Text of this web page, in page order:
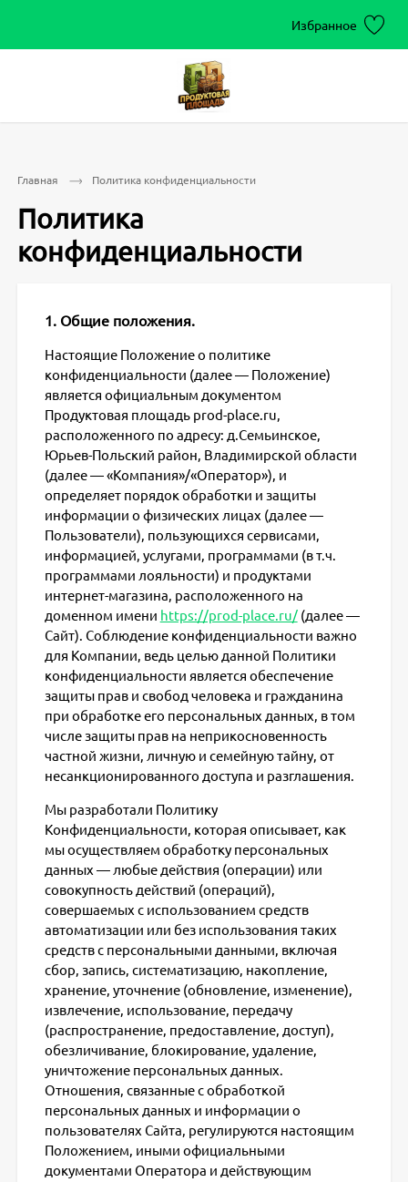
Избранное
Главная Политика конфиденциальности
Политика
конфиденциальности
1. Общие положения.
Настоящие Положение о политике
конфиденциальности (далее — Положение)
является официальным документом
Продуктовая площадь prod-place.ru,
расположенного по адресу: д.Семьинское,
Юрьев-Польский район, Владимирской области
(далее — «Компания»/«Оператор»), и
определяет порядок обработки и защиты
информации о физических лицах (далее —
Пользователи), пользующихся сервисами,
информацией, услугами, программами (в т.ч.
программами лояльности) и продуктами
интернет-магазина, расположенного на
доменном имени https://prod-place.ru/(далее —
Сайт). Соблюдение конфиденциальности важно
для Компании, ведь целью данной Политики
конфиденциальности является обеспечение
защиты прав и свобод человека и гражданина
при обработке его персональных данных, в том
числе защиты прав на неприкосновенность
частной жизни, личную и семейную тайну, от
несанкционированного доступа и разглашения.
Мы разработали Политику
Конфиденциальности, которая описывает, как
мы осуществляем обработку персональных
данных — любые действия (операции) или
совокупность действий (операций),
совершаемых с использованием средств
автоматизации или без использования таких
средств с персональными данными, включая
сбор, запись, систематизацию, накопление,
хранение, уточнение (обновление, изменение),
извлечение, использование, передачу
(распространение, предоставление, доступ),
обезличивание, блокирование, удаление,
уничтожение персональных данных.
Отношения, связанные с обработкой
персональных данных и информации о
пользователях Сайта, регулируются настоящим
Положением, иными официальными
документами Оператора и действующим